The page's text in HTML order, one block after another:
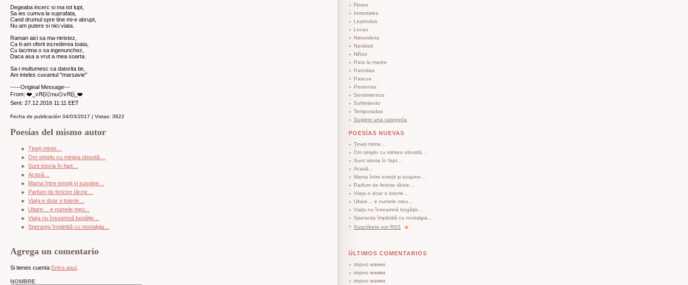
Degeaba incerc si ma tot lupt,
Sa ies cumva la suprafata,
Cand drumul spre tine mi-e abrupt,
Nu am putere si nici viata.
Raman aici sa ma-ntristez,
Ca ti-am oferit increderea toata,
Cu lacrima o sa ingenunchez,
Daca asa a vrut a mea soarta.
Sa-i multumesc ca datorita tie,
Am inteles cuvantul ''marsavie''
-----Original Message---
From: ❤️_νЯξί۞nu۞vЯξί_❤️
Sent: 27.12.2016 11:11 EET
Fecha de publicación 04/03/2017 | Vistas: 3822
Poesías del mismo autor
Țineți minte…
Om simplu cu mintea obosită…
Sunt istoria în fapt…
Acasă…
Mama între emoții și suspine…
Parfum de fericire târzie…
Viața e doar o loterie…
Uitare… e numele meu...
Viața nu înseamnă bogăție…
Speranța împletită cu nostalgia…
Agrega un comentario
Si tienes cuenta Entra aquí
NOMBRE
Flores
Inmortales
Leyendas
Locas
Naturaleza
Navidad
Niños
Para la madre
Parodias
Pascua
Personas
Sentimientos
Sufrimiento
Temporadas
Sugiere una categoría
POESÍAS NUEVAS
Țineți minte…
Om simplu cu mintea obosită…
Sunt istoria în fapt…
Acasă…
Mama între emoții și suspine…
Parfum de fericire târzie…
Viața e doar o loterie…
Uitare… e numele meu...
Viața nu înseamnă bogăție…
Speranța împletită cu nostalgia…
Suscríbete por RSS
ÚLTIMOS COMENTARIOS
порно мамки
порно мамки
порно мамки